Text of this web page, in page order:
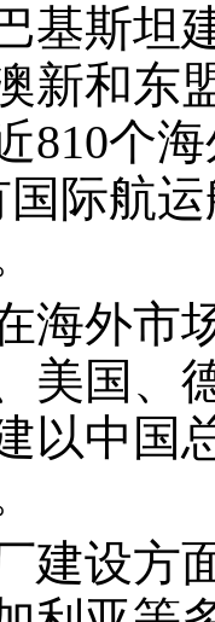
基斯坦
新和东
810个
际航
海外市
美国、
以中国
建设方